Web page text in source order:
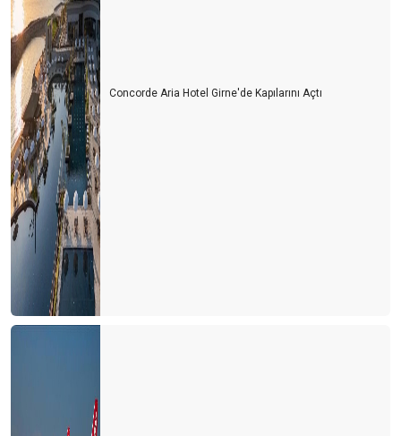
Bu yıl oteller yabancı turiste kalacak gibi...
Turizm esnafı artan kurlara karşı çareyi buldu
Turizmcinin 2022 için en büyük korkusu
Turizm çalışanı sektörden kaçıyor
Turizmci yerli turiste ayrı fiyatlandırma yapmalı
Türk de olsa yabancı da olsa bekara otel odası yok
2021 yılında turizmde değişen bir şey yok
Bulgaristan'da turist olmak
Personel bulmak turist bulmaktan daha zor hale geliyor
Turizmcinin oksijeni tükenmek üzere
Concorde Aria Hotel Girne'de Kapılarını Açtı